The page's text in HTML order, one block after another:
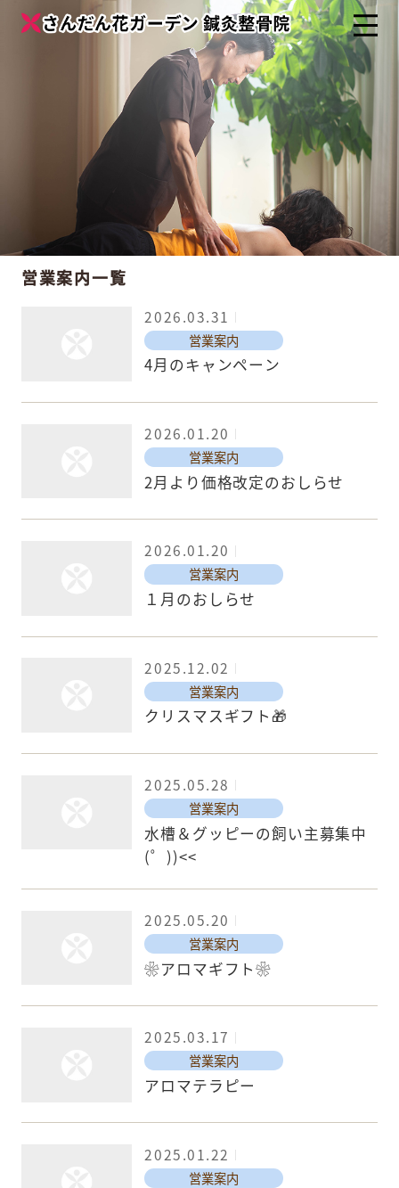
営業案内一覧
2026.03.31
営業案内
4月のキャンペーン
2026.01.20
営業案内
2月より価格改定のおしらせ
2026.01.20
営業案内
１月のおしらせ
2025.12.02
営業案内
クリスマスギフト🎁
2025.05.28
営業案内
水槽＆グッピーの飼い主募集中
(゜))<<
2025.05.20
営業案内
❀アロマギフト❀
2025.03.17
営業案内
アロマテラピー
2025.01.22
営業案内